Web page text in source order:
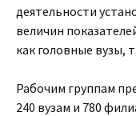
деятельности
величин
как головные вузы,
Рабочим группам
240 вузам и 780